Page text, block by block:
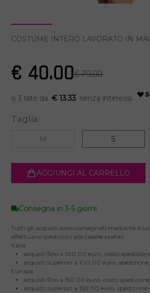
COSTUME INTERO LAVORATO IN
€ 40.00€ 79.00
€ 13.33
Taglia:
M S
AGGIUNGI AL CARRELLO
Consegna in 3-5 giorni.
Tutti gli acquisti sono consegnati mediante il
effettuano spedizioni alle caselle postali.
Italia:
acquisti fino a 100.00 euro, costo
acquisti superiori a 100.00 euro,
Europa:
acquisti fino a 150.00 euro, costo
acquisti superiori a 150.00 euro,